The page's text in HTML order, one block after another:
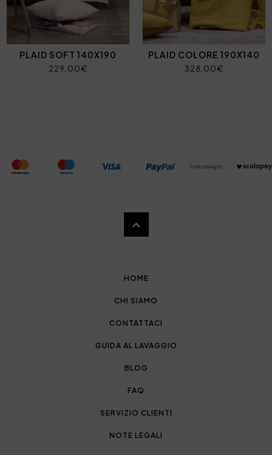
PLAID SOFT 140X190
229,00€
PLAID COLORE 190X140
328,00€
HOME
CHI SIAMO
CONTATTACI
GUIDA AL LAVAGGIO
BLOG
FAQ
SERVIZIO CLIENTI
NOTE LEGALI